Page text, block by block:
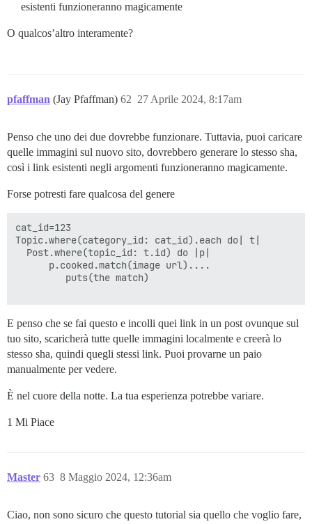
esistenti funzioneranno magicamente
O qualcos’altro interamente?
pfaffman (Jay Pfaffman) 27 Aprile 2024, 8:17am
62
Penso che uno dei due dovrebbe funzionare. Tuttavia, puoi caricare
quelle immagini sul nuovo sito, dovrebbero generare lo stesso sha,
così i link esistenti negli argomenti funzioneranno magicamente.
Forse potresti fare qualcosa del genere
cat_id=123
Topic.where(category_id: cat_id).each do| t|
  Post.where(topic_id: t.id) do |p|
      p.cooked.match(image url)....
         puts(the match)
E penso che se fai questo e incolli quei link in un post ovunque sul
tuo sito, scaricherà tutte quelle immagini localmente e creerà lo
stesso sha, quindi quegli stessi link. Puoi provarne un paio
manualmente per vedere.
È nel cuore della notte. La tua esperienza potrebbe variare.
1 Mi Piace
Master 8 Maggio 2024, 12:36am
63
Ciao, non sono sicuro che questo tutorial sia quello che voglio fare,